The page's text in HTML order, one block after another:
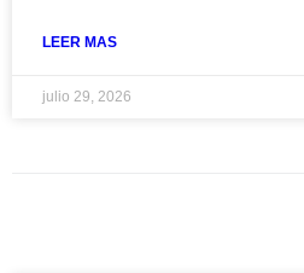
LEER MAS
julio 29, 2026